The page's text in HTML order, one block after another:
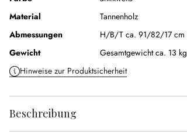
Material
Tannenholz
Abmessungen
H/B/T ca. 91/82/17 cm
Gewicht
Gesamtgewicht ca. 13 kg
Hinweise zur Produktsicherheit
Beschreibung